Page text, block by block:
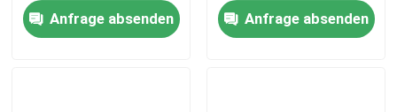
Anfrage absenden
Anfrage absenden